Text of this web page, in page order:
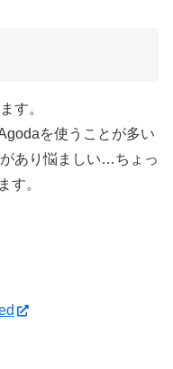
す。
を使うことが多い
あり悩ましい…ちょっ
す。